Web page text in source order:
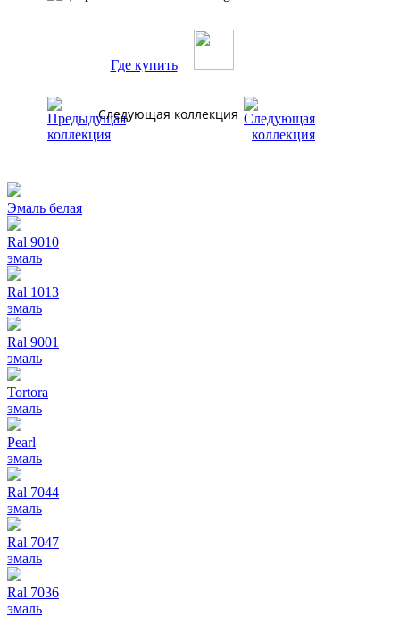
Где купить
Следующая коллекция
Эмаль белая
Ral 9010
эмаль
Ral 1013
эмаль
Ral 9001
эмаль
Tortora
эмаль
Pearl
эмаль
Ral 7044
эмаль
Ral 7047
эмаль
Ral 7036
эмаль